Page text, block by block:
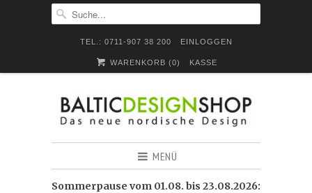
TEL.: 0711-907 38 200 EINLOGGEN
WARENKORB (0) KASSE
MENÜ
Sommerpause vom 01.08. bis 23.08.2026: